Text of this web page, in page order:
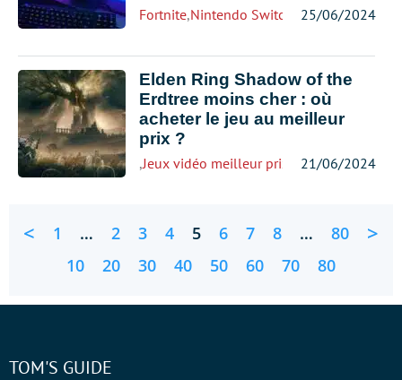
Fortnite,Nintendo Switch PS5,Xbox
25/06/2024
Elden Ring Shadow of the
Erdtree moins cher : où
acheter le jeu au meilleur
prix ?
,Jeux vidéo meilleur prix 21/06/2024
< 1 … 2 3 4 5 6 7 8 … 80 >
10 20 30 40 50 60 70 80
TOM'S GUIDE